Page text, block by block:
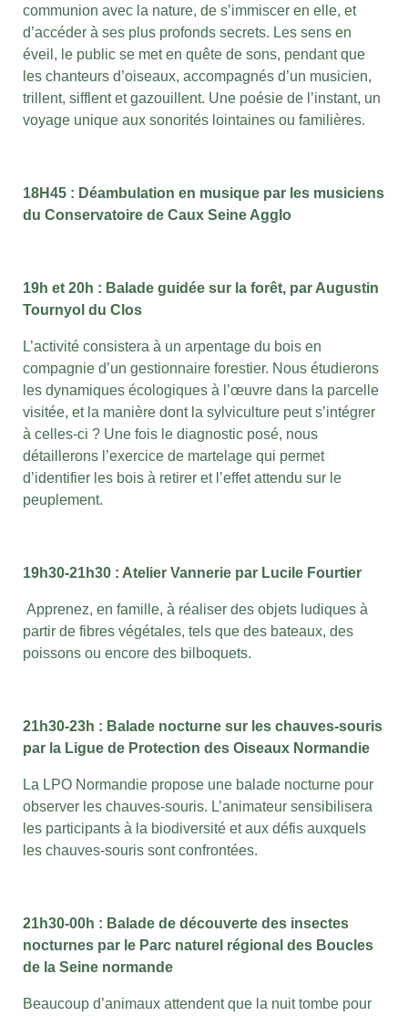
communion avec la nature, de s’immiscer en elle, et
d’accéder à ses plus profonds secrets. Les sens en
éveil, le public se met en quête de sons, pendant que
les chanteurs d’oiseaux, accompagnés d’un musicien,
trillent, sifflent et gazouillent. Une poésie de l’instant, un
voyage unique aux sonorités lointaines ou familières.
18H45 : Déambulation en musique par les musiciens
du Conservatoire de Caux Seine Agglo
19h et 20h : Balade guidée sur la forêt, par Augustin
Tournyol du Clos
L’activité consistera à un arpentage du bois en
compagnie d’un gestionnaire forestier. Nous étudierons
les dynamiques écologiques à l’œuvre dans la parcelle
visitée, et la manière dont la sylviculture peut s’intégrer
à celles-ci ? Une fois le diagnostic posé, nous
détaillerons l’exercice de martelage qui permet
d’identifier les bois à retirer et l’effet attendu sur le
peuplement.
19h30-21h30 : Atelier Vannerie par Lucile Fourtier
Apprenez, en famille, à réaliser des objets ludiques à
partir de fibres végétales, tels que des bateaux, des
poissons ou encore des bilboquets.
21h30-23h : Balade nocturne sur les chauves-souris
par la Ligue de Protection des Oiseaux Normandie
La LPO Normandie propose une balade nocturne pour
observer les chauves-souris. L’animateur sensibilisera
les participants à la biodiversité et aux défis auxquels
les chauves-souris sont confrontées.
21h30-00h : Balade de découverte des insectes
nocturnes par le Parc naturel régional des Boucles
de la Seine normande
Beaucoup d’animaux attendent que la nuit tombe pour